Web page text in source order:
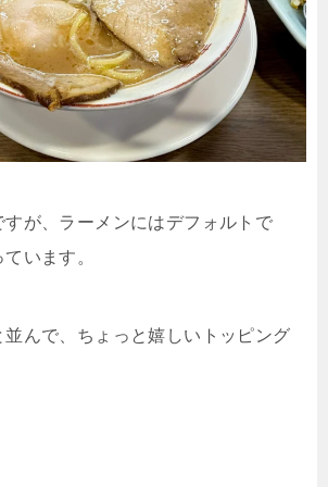
すが、ラーメンにはデフォルトで
います。
並んで、ちょっと嬉しいトッピング